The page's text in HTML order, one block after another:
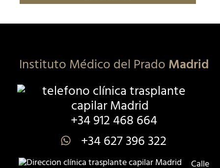
Instituto Médico del PradoMadrid
+34 912 468 664
+34 627 396 322
Calle